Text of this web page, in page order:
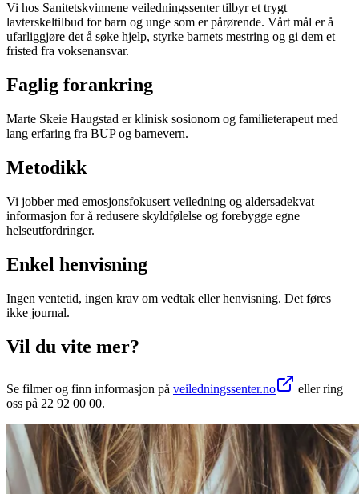
Vi hos Sanitetskvinnene veiledningssenter tilbyr et trygt
lavterskeltilbud for barn og unge som er pårørende. Vårt mål er å
ufarliggjøre det å søke hjelp, styrke barnets mestring og gi dem et
fristed fra voksenansvar.
Faglig forankring
Marte Skeie Haugstad er klinisk sosionom og familieterapeut med
lang erfaring fra BUP og barnevern.
Metodikk
Vi jobber med emosjonsfokusert veiledning og aldersadekvat
informasjon for å redusere skyldfølelse og forebygge egne
helseutfordringer.
Enkel henvisning
Ingen ventetid, ingen krav om vedtak eller henvisning. Det føres
ikke journal.
Vil du vite mer?
Se filmer og finn informasjon på veiledningssenter.no
eller ring
oss på 22 92 00 00.